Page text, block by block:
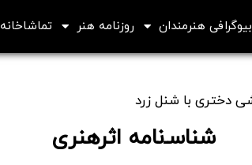
بیوگرافی هنرمندان روزنامه هنر تماشاخانه
شناسـ‌نامه اثرهنری